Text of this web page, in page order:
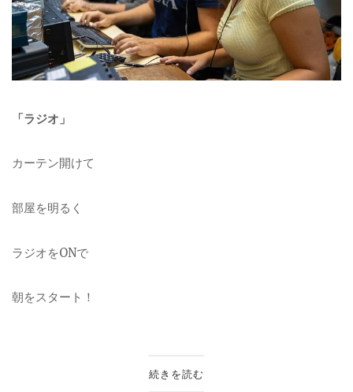
「ラジオ」
カーテン開けて
部屋を明るく
ラジオをONで
朝をスタート！
続きを読む